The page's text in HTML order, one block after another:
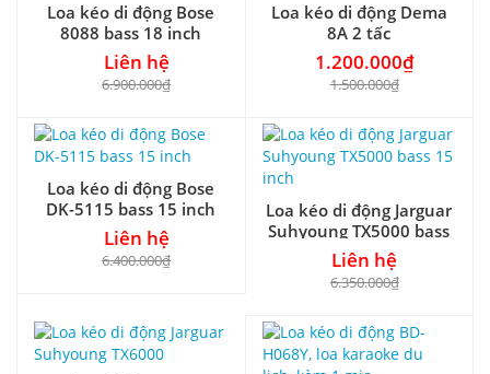
Loa kéo di động Bose
8088 bass 18 inch
Liên hệ
6.900.000₫
Loa kéo di động Dema
8A 2 tấc
1.200.000₫
1.500.000₫
Loa kéo di động Bose
DK-5115 bass 15 inch
Liên hệ
6.400.000₫
Loa kéo di động Jarguar
Suhyoung TX5000 bass
15 inch
Liên hệ
6.350.000₫